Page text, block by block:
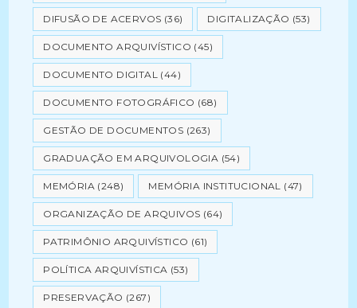
DIFUSÃO DE ACERVOS (36) DIGITALIZAÇÃO (53)
DOCUMENTO ARQUIVÍSTICO (45)
DOCUMENTO DIGITAL (44)
DOCUMENTO FOTOGRÁFICO (68)
GESTÃO DE DOCUMENTOS (263)
GRADUAÇÃO EM ARQUIVOLOGIA (54)
MEMÓRIA (248) MEMÓRIA INSTITUCIONAL (47)
ORGANIZAÇÃO DE ARQUIVOS (64)
PATRIMÔNIO ARQUIVÍSTICO (61)
POLÍTICA ARQUIVÍSTICA (53)
PRESERVAÇÃO (267)